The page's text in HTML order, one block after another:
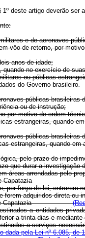
1º deste artigo deverão
e de aeronaves
vôo de retorno, por
anos de idade;
quando no exercício de
ou públicas
do Governo brasileiro.
públicas brasileiras
ou de instrução;
por motivo de ordem
estrangeiras, quando
públicas brasileiras
estrangeiras, quando em
pelo prazo do
que durar a investigação
áreas arrendadas pelo
Capatazia
por força de lei, entrarem
forem adquiridos direta ou
e Capatazia
a entidades
inferior a trinta dias e
a serviços
dada pela Lei nº 6.085, de